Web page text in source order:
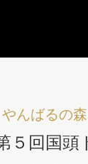
やんばるの
５回国